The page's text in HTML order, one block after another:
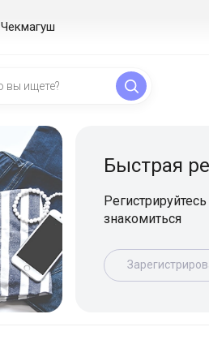
Чекмагуш
Быстрая
Регистрируйтесь и
знакомиться
Зарегистрироваться